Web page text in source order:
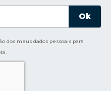
dos meus dados pessoais para